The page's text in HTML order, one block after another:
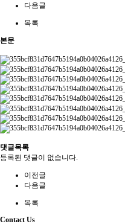
다음글
목록
본문
댓글목록
등록된 댓글이 없습니다.
이전글
다음글
목록
Contact Us